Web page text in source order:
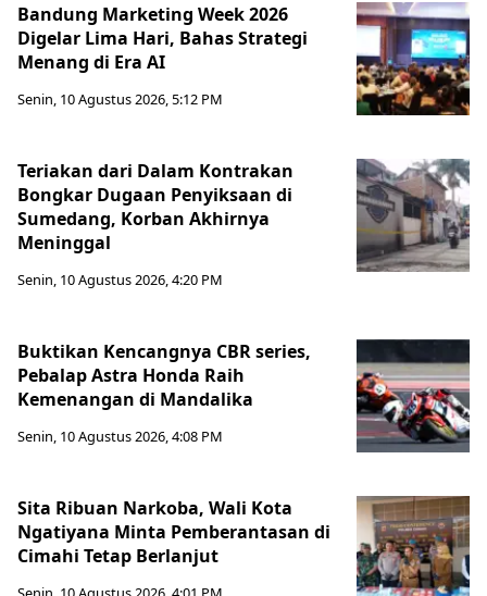
Bandung Marketing Week 2026
Digelar Lima Hari, Bahas Strategi
Menang di Era AI
Senin, 10 Agustus 2026, 5:12 PM
Teriakan dari Dalam Kontrakan
Bongkar Dugaan Penyiksaan di
Sumedang, Korban Akhirnya
Meninggal
Senin, 10 Agustus 2026, 4:20 PM
Buktikan Kencangnya CBR series,
Pebalap Astra Honda Raih
Kemenangan di Mandalika
Senin, 10 Agustus 2026, 4:08 PM
Sita Ribuan Narkoba, Wali Kota
Ngatiyana Minta Pemberantasan di
Cimahi Tetap Berlanjut